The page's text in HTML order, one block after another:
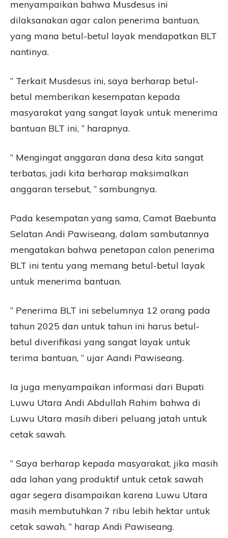
menyampaikan bahwa Musdesus ini
dilaksanakan agar calon penerima bantuan,
yang mana betul-betul layak mendapatkan BLT
nantinya.
” Terkait Musdesus ini, saya berharap betul-
betul memberikan kesempatan kepada
masyarakat yang sangat layak untuk menerima
bantuan BLT ini, ” harapnya.
” Mengingat anggaran dana desa kita sangat
terbatas, jadi kita berharap maksimalkan
anggaran tersebut, ” sambungnya.
Pada kesempatan yang sama, Camat Baebunta
Selatan Andi Pawiseang, dalam sambutannya
mengatakan bahwa penetapan calon penerima
BLT ini tentu yang memang betul-betul layak
untuk menerima bantuan.
” Penerima BLT ini sebelumnya 12 orang pada
tahun 2025 dan untuk tahun ini harus betul-
betul diverifikasi yang sangat layak untuk
terima bantuan, ” ujar Aandi Pawiseang.
Ia juga menyampaikan informasi dari Bupati
Luwu Utara Andi Abdullah Rahim bahwa di
Luwu Utara masih diberi peluang jatah untuk
cetak sawah.
” Saya berharap kepada masyarakat, jika masih
ada lahan yang produktif untuk cetak sawah
agar segera disampaikan karena Luwu Utara
masih membutuhkan 7 ribu lebih hektar untuk
cetak sawah, ” harap Andi Pawiseang.